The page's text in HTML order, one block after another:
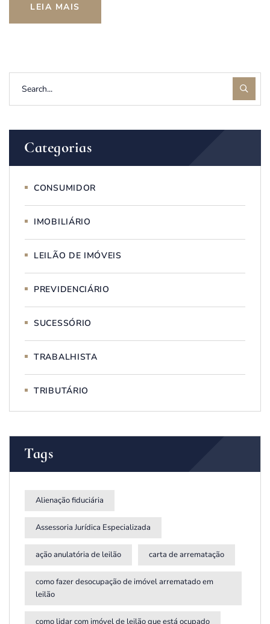
LEIA MAIS
Categorias
CONSUMIDOR
IMOBILIÁRIO
LEILÃO DE IMÓVEIS
PREVIDENCIÁRIO
SUCESSÓRIO
TRABALHISTA
TRIBUTÁRIO
Tags
Alienação fiduciária
Assessoria Jurídica Especializada
ação anulatória de leilão carta de arrematação
como fazer desocupação de imóvel arrematado em
leilão
como lidar com imóvel de leilão que está ocupado